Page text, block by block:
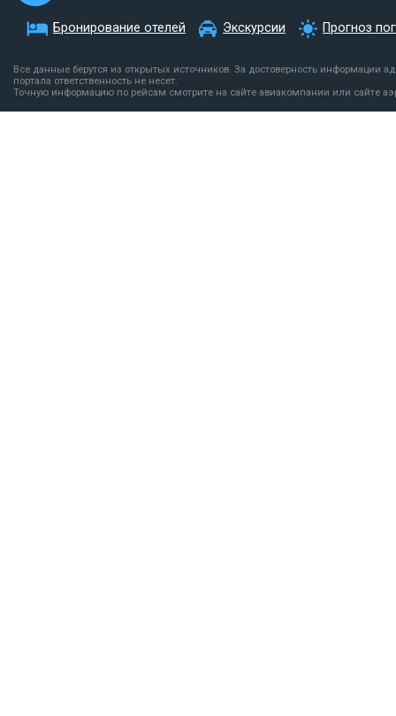
Бронирование отелей Экскурсии Прогноз
Все данные берутся из открытых источников. За достоверность информации
портала ответственность не несет.
Точную информацию по рейсам смотрите на сайте авиакомпании или сайте